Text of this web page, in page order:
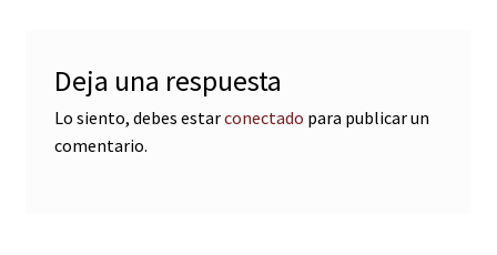
Deja una respuesta
Lo siento, debes estarconectado para publicar un
comentario.